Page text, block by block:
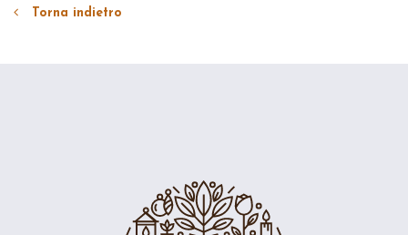
Torna indietro